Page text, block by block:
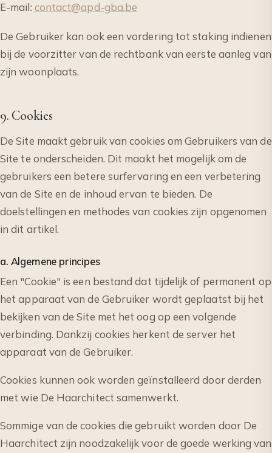
E-mail: contact@apd-gba.be
De Gebruiker kan ook een vordering tot staking indienen
bij de voorzitter van de rechtbank van eerste aanleg van
zijn woonplaats.
9. Cookies
De Site maakt gebruik van cookies om Gebruikers van de
Site te onderscheiden. Dit maakt het mogelijk om de
gebruikers een betere surfervaring en een verbetering
van de Site en de inhoud ervan te bieden. De
doelstellingen en methodes van cookies zijn opgenomen
in dit artikel.
a. Algemene principes
Een "Cookie" is een bestand dat tijdelijk of permanent op
het apparaat van de Gebruiker wordt geplaatst bij het
bekijken van de Site met het oog op een volgende
verbinding. Dankzij cookies herkent de server het
apparaat van de Gebruiker.
Cookies kunnen ook worden geïnstalleerd door derden
met wie De Haarchitect samenwerkt.
Sommige van de cookies die gebruikt worden door De
Haarchitect zijn noodzakelijk voor de goede werking van